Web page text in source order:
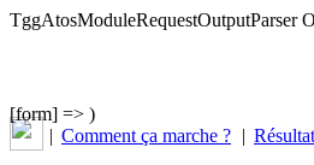
TggAtosModuleRequestOutputParser
[form] => )
| Comment ça marche ? |